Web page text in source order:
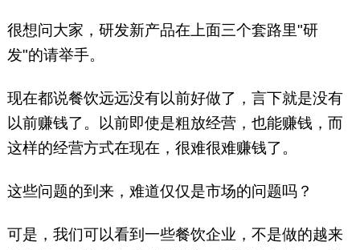
很想问大家，研发新产品在上面三个套路里"研
发"的请举手。
现在都说餐饮远远没有以前好做了，言下就是没有
以前赚钱了。以前即使是粗放经营，也能赚钱，而
这样的经营方式在现在，很难很难赚钱了。
这些问题的到来，难道仅仅是市场的问题吗？
可是，我们可以看到一些餐饮企业，不是做的越来